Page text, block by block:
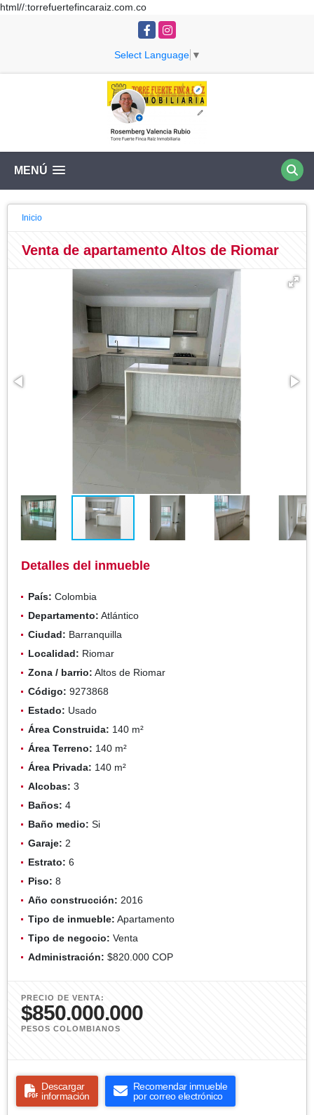
html//:torrefuertefincaraiz.com.co
FacebookInstagram
Select Language ▼
MENÚ
Inicio
Venta de apartamento Altos de Riomar
Detalles del inmueble
País: Colombia
Departamento: Atlántico
Ciudad: Barranquilla
Localidad: Riomar
Zona / barrio: Altos de Riomar
Código: 9273868
Estado: Usado
Área Construida: 140 m²
Área Terreno: 140 m²
Área Privada: 140 m²
Alcobas: 3
Baños: 4
Baño medio: Si
Garaje: 2
Estrato: 6
Piso: 8
Año construcción: 2016
Tipo de inmueble: Apartamento
Tipo de negocio: Venta
Administración: $820.000 COP
PRECIO DE VENTA:
$850.000.000
PESOS COLOMBIANOS
Descargar
información
Recomendar inmueble
por correo electrónico